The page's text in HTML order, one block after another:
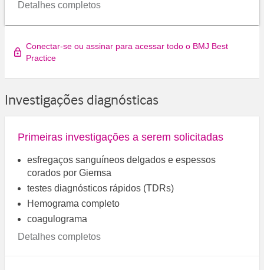
Detalhes completos
Conectar-se ou assinar para acessar todo o BMJ Best
Practice
Investigações diagnósticas
Primeiras investigações a serem solicitadas
esfregaços sanguíneos delgados e espessos
corados por Giemsa
testes diagnósticos rápidos (TDRs)
Hemograma completo
coagulograma
Detalhes completos